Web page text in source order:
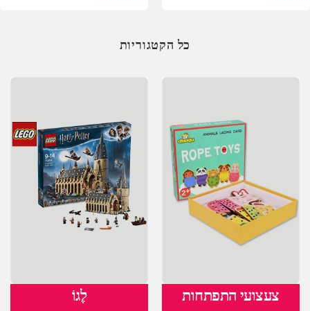
כל הקטגוריות
צעצועי התפתחות לֶגוֹ